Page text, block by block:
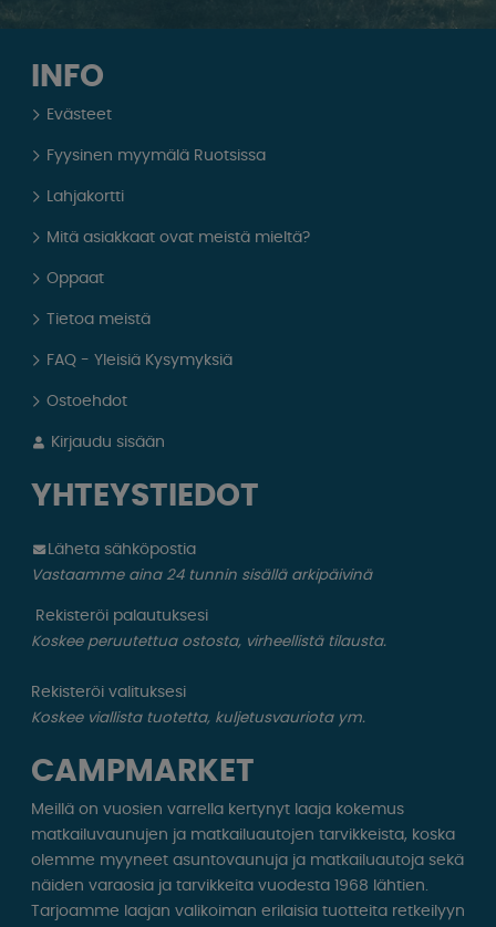
INFO
Evästeet
Fyysinen myymälä Ruotsissa
Lahjakortti
Mitä asiakkaat ovat meistä mieltä?
Oppaat
Tietoa meistä
FAQ - Yleisiä Kysymyksiä
Ostoehdot
Kirjaudu sisään
YHTEYSTIEDOT
Läheta sähköpostia
Vastaamme aina 24 tunnin sisällä arkipäivinä
Rekisteröi palautuksesi
Koskee peruutettua ostosta, virheellistä tilausta.
Rekisteröi valituksesi
Koskee viallista tuotetta, kuljetusvauriota ym.
CAMPMARKET
Meillä on vuosien varrella kertynyt laaja kokemus
matkailuvaunujen ja matkailuautojen tarvikkeista, koska
olemme myyneet asuntovaunuja ja matkailuautoja sekä
näiden varaosia ja tarvikkeita vuodesta 1968 lähtien.
Tarjoamme laajan valikoiman erilaisia ​​tuotteita retkeilyyn